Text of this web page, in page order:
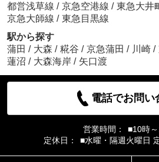
都営浅草線 / 京急空港線 / 東急大井
京急大師線 / 東急目黒線
駅から探す
蒲田 / 大森 / 糀谷 / 京急蒲田 / 川崎 /
蓮沼 / 大森海岸 / 矢口渡
電話でお問い
営業時間：
■10時
定休日：
■水曜・隔週火曜日